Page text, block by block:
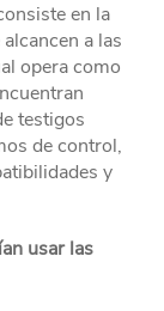
en la
a las
opera como
testigos
de control,
y
usar las